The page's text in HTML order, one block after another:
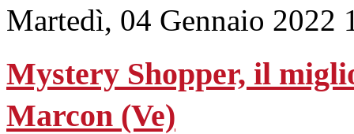
Martedì, 04 Gennaio 2022
Mystery Shopper, il
Marcon (Ve)